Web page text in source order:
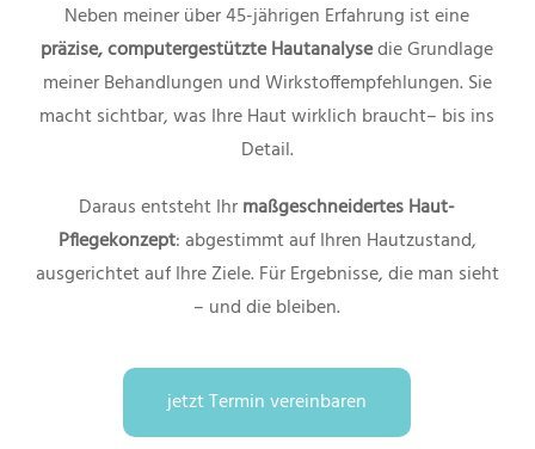
Neben meiner über 45-jährigen Erfahrung ist eine
präzise, computergestützte Hautanalysedie Grundlage
meiner Behandlungen und Wirkstoffempfehlungen. Sie
macht sichtbar, was Ihre Haut wirklich braucht– bis ins
Detail.
Daraus entsteht Ihrmaßgeschneidertes Haut-
Pflegekonzept: abgestimmt auf Ihren Hautzustand,
ausgerichtet auf Ihre Ziele. Für Ergebnisse, die man sieht
– und die bleiben.
jetzt Termin vereinbaren